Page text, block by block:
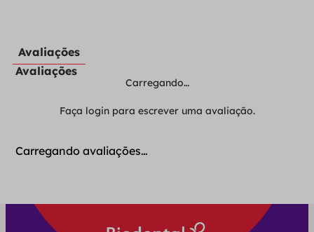
Avaliações
Avaliações
Carregando…
Faça login para escrever uma avaliação.
Carregando avaliações…